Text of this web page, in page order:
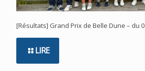
[Résultats] Grand Prix de Belle Dune – du
LIRE